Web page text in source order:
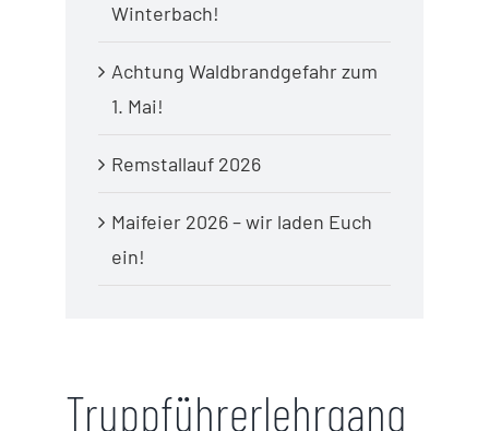
Truppführerlehrgang
Winterbach!
Achtung Waldbrandgefahr zum
1. Mai!
Remstallauf 2026
Maifeier 2026 – wir laden Euch
ein!